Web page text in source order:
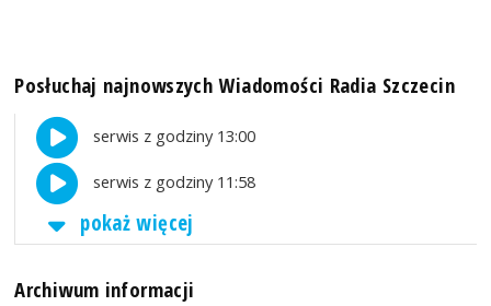
Posłuchaj najnowszych Wiadomości Radia Szczecin
serwis z godziny 13:00
serwis z godziny 11:58
pokaż więcej
Archiwum informacji